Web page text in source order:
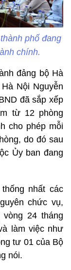
phố đang
chính.
đảng bộ Hà
Nội Nguyễn
đã sắp xếp
từ 12 phòng
cho phép mỗi
do đó sau
Ủy ban đang
nhất các
chức vụ,
24 tháng
làm việc như
tư 01 của Bộ
nói.